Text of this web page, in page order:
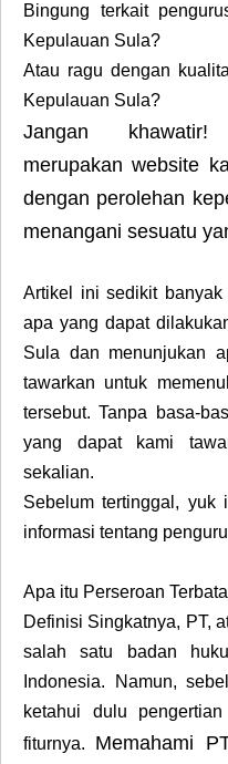
Bingung terkait
Kepulauan Sula?
Atau ragu dengan
Kepulauan Sula?
Jangan khawatir!
merupakan website
dengan perolehan
menangani sesuatu
Artikel ini sedikit banyak
apa yang dapat
Sula dan menunjukan
tawarkan untuk
tersebut. Tanpa basa-
yang dapat kami
sekalian.
Sebelum tertinggal, yuk
informasi tentang
Apa itu Perseroan
Definisi Singkatnya, PT,
salah satu badan
Indonesia. Namun,
ketahui dulu
fiturnya. Memahami